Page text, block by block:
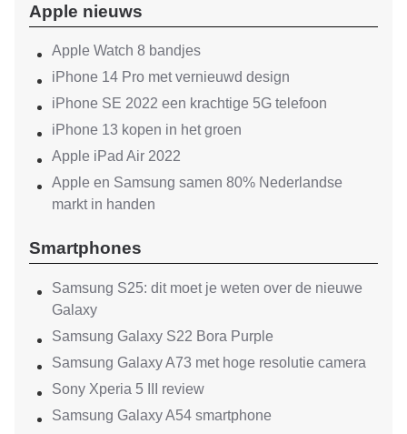
Apple nieuws
Apple Watch 8 bandjes
iPhone 14 Pro met vernieuwd design
iPhone SE 2022 een krachtige 5G telefoon
iPhone 13 kopen in het groen
Apple iPad Air 2022
Apple en Samsung samen 80% Nederlandse
markt in handen
Smartphones
Samsung S25: dit moet je weten over de nieuwe
Galaxy
Samsung Galaxy S22 Bora Purple
Samsung Galaxy A73 met hoge resolutie camera
Sony Xperia 5 III review
Samsung Galaxy A54 smartphone